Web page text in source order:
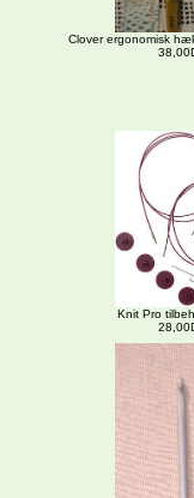
Clover ergonomisk
Knit Pro